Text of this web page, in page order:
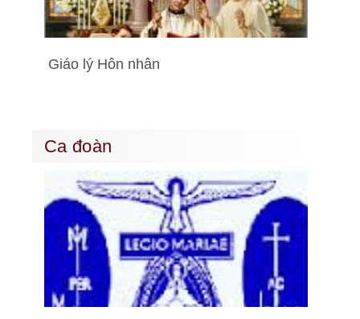
Giáo lý Hôn nhân
Ca đoàn